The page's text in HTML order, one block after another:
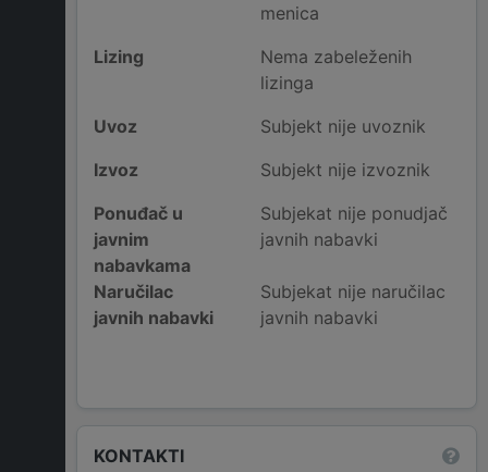
menica
Lizing
Nema zabeleženih
lizinga
Uvoz
Subjekt nije uvoznik
Izvoz
Subjekt nije izvoznik
Ponuđač u
javnim
nabavkama
Subjekat nije ponudjač
javnih nabavki
Naručilac
javnih nabavki
Subjekat nije naručilac
javnih nabavki
KONTAKTI